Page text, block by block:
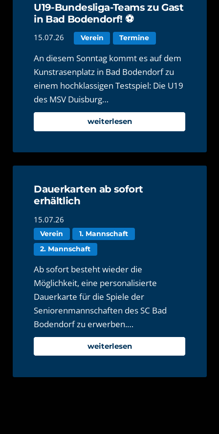
U19-Bundesliga-Teams zu Gast
in Bad Bodendorf! ⚽️
15.07.26 Verein Termine
An diesem Sonntag kommt es auf dem
Kunstrasenplatz in Bad Bodendorf zu
einem hochklassigen Testspiel: Die U19
des MSV Duisburg…
weiterlesen
Dauerkarten ab sofort
erhältlich
15.07.26
Verein
1. Mannschaft
2. Mannschaft
Ab sofort besteht wieder die
Möglichkeit, eine personalisierte
Dauerkarte für die Spiele der
Seniorenmannschaften des SC Bad
Bodendorf zu erwerben.…
weiterlesen